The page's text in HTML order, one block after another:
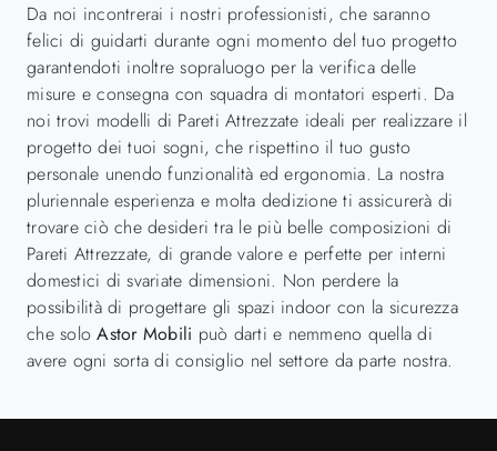
Da noi incontrerai i nostri professionisti, che saranno
felici di guidarti durante ogni momento del tuo progetto
garantendoti inoltre sopraluogo per la verifica delle
misure e consegna con squadra di montatori esperti. Da
noi trovi modelli di Pareti Attrezzate ideali per realizzare il
progetto dei tuoi sogni, che rispettino il tuo gusto
personale unendo funzionalità ed ergonomia. La nostra
pluriennale esperienza e molta dedizione ti assicurerà di
trovare ciò che desideri tra le più belle composizioni di
Pareti Attrezzate, di grande valore e perfette per interni
domestici di svariate dimensioni. Non perdere la
possibilità di progettare gli spazi indoor con la sicurezza
che soloAstor Mobili può darti e nemmeno quella di
avere ogni sorta di consiglio nel settore da parte nostra.